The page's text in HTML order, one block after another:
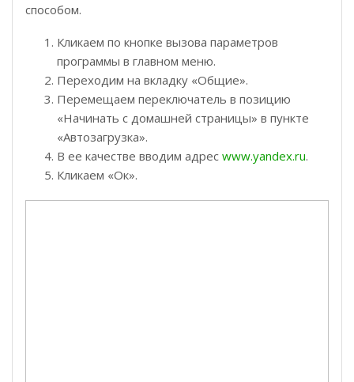
способом.
Кликаем по кнопке вызова параметров
программы в главном меню.
Переходим на вкладку «Общие».
Перемещаем переключатель в позицию
«Начинать с домашней страницы» в пункте
«Автозагрузка».
В ее качестве вводим адрес www.yandex.ru.
Кликаем «Ок».